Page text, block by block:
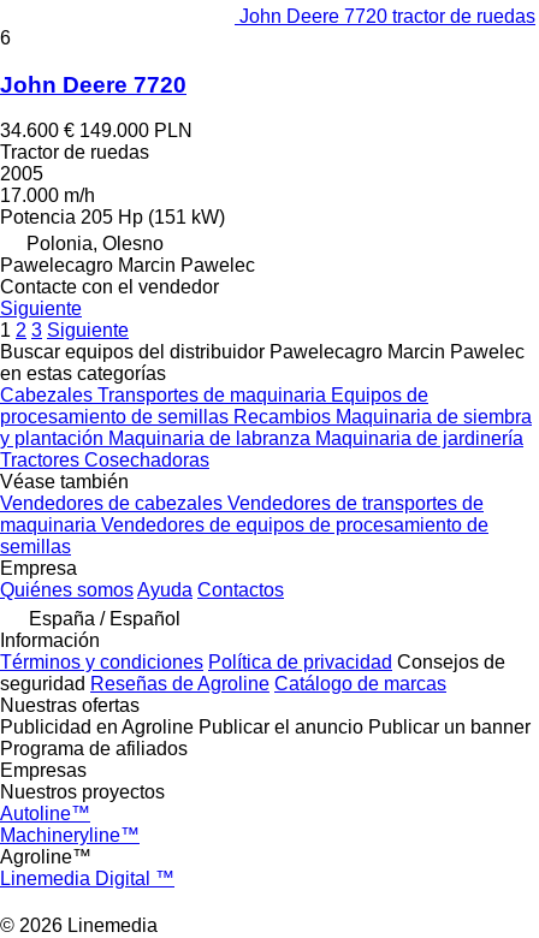
John Deere 7720 tractor de ruedas
6
John Deere 7720
34.600 € 149.000 PLN
Tractor de ruedas
2005
17.000 m/h
Potencia 205 Hp (151 kW)
Polonia, Olesno
Pawelecagro Marcin Pawelec
Contacte con el vendedor
Siguiente
1 2 3 Siguiente
Buscar equipos del distribuidor Pawelecagro Marcin Pawelec
en estas categorías
Cabezales Transportes de maquinaria Equipos de
procesamiento de semillas Recambios Maquinaria de siembra
y plantación Maquinaria de labranza Maquinaria de jardinería
Tractores Cosechadoras
Véase también
Vendedores de cabezales Vendedores de transportes de
maquinaria Vendedores de equipos de procesamiento de
semillas
Empresa
Quiénes somosAyuda Contactos
España / Español
Información
Términos y condiciones Política de privacidad Consejos de
seguridad Reseñas de Agroline Catálogo de marcas
Nuestras ofertas
Publicidad en Agroline Publicar el anuncio Publicar un banner
Programa de afiliados
Empresas
Nuestros proyectos
Autoline™
Machineryline™
Agroline™
Linemedia Digital ™
© 2026 Linemedia